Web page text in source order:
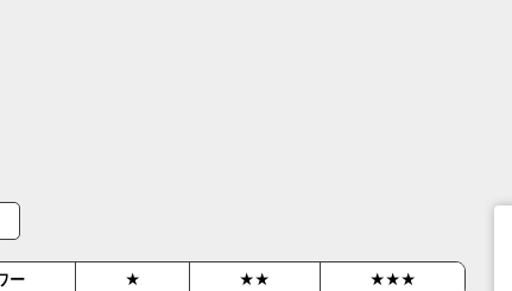
ー ★ ★★ ★★★